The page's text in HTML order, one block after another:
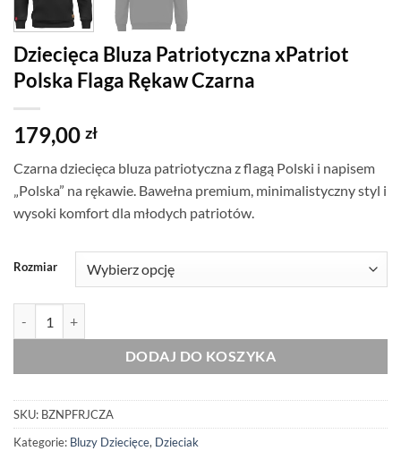
Dziecięca Bluza Patriotyczna xPatriot
Polska Flaga Rękaw Czarna
179,00 zł
Czarna dziecięca bluza patriotyczna z flagą Polski i napisem
„Polska” na rękawie. Bawełna premium, minimalistyczny styl i
wysoki komfort dla młodych patriotów.
Rozmiar
DODAJ DO KOSZYKA
SKU: BZNPFRJCZA
Kategorie: Bluzy Dziecięce, Dzieciak